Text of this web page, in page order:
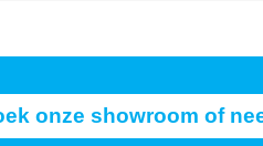
onze showroom of